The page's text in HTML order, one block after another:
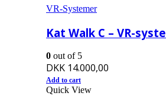
VR-Systemer
Kat Walk C – VR-
0 out of 5
DKK 14.000,00
Add to cart
Quick View